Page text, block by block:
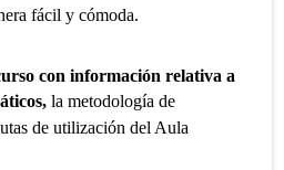
fácil y cómoda.
con información relativa a
la metodología de
de utilización del Aula